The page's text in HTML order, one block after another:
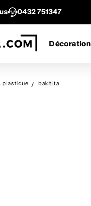
0432 751347
Décoration
plastique bakhita